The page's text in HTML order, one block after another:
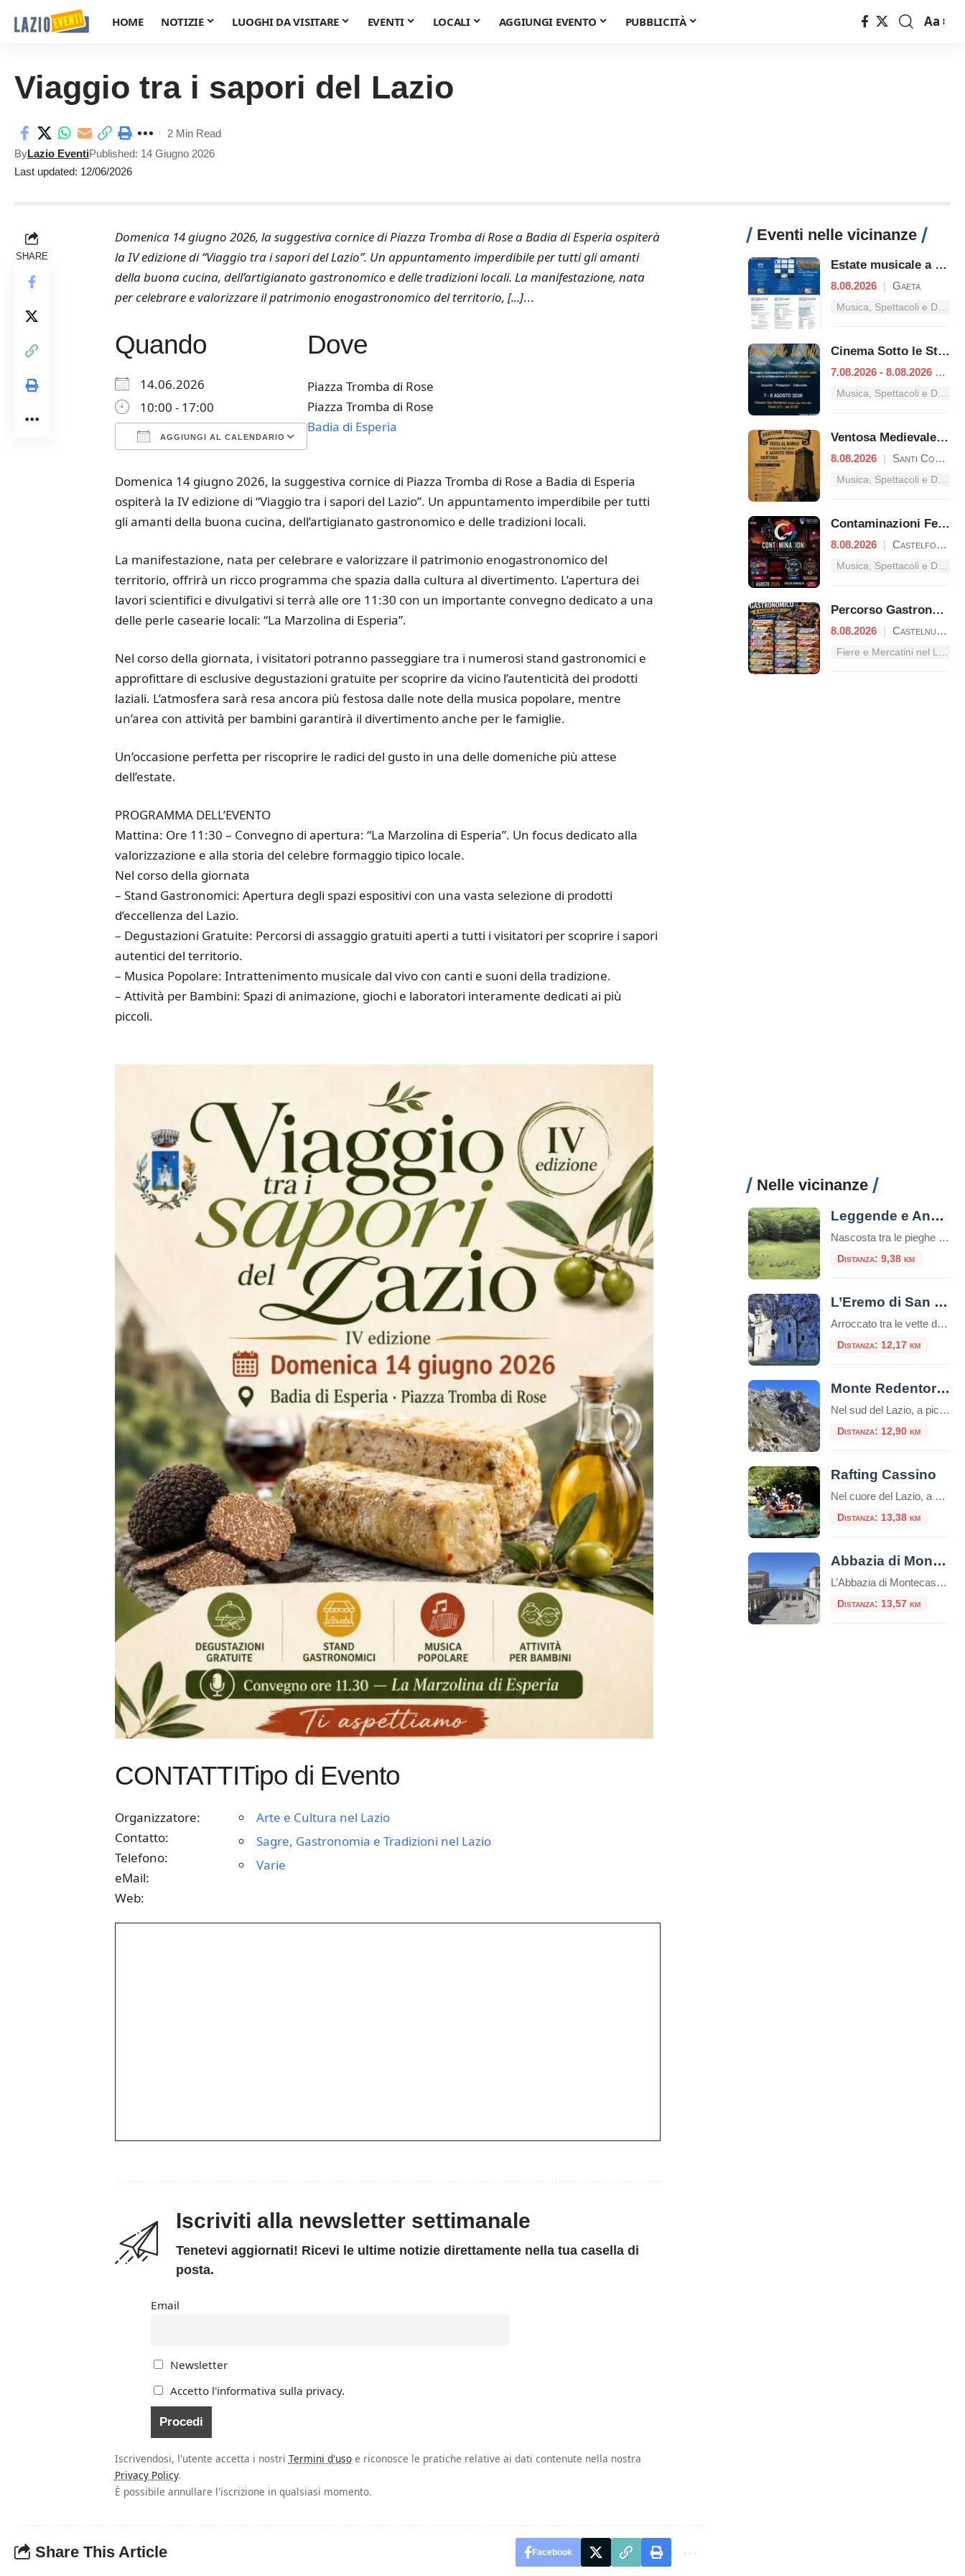
HOME NOTIZIE LUOGHI DA VISITARE EVENTI LOCALI AGGIUNGI EVENTO PUBBLICITÀ
Font
Aa
Viaggio tra i sapori del Lazio
Last updated: 12/06/2026
ByLazio EventiPublished: 14 Giugno 2026
2 Min Read
SHARE
Domenica 14 giugno 2026, la suggestiva cornice di Piazza Tromba di Rose a Badia di Esperia ospiterà
la IV edizione di “Viaggio tra i sapori del Lazio”. Un appuntamento imperdibile per tutti gli amanti
della buona cucina, dell’artigianato gastronomico e delle tradizioni locali. La manifestazione, nata
per celebrare e valorizzare il patrimonio enogastronomico del territorio, [...]...
Quando
14.06.2026
10:00 - 17:00
AGGIUNGI AL CALENDARIO
Dove
Piazza Tromba di Rose
Piazza Tromba di Rose
Badia di Esperia
Domenica 14 giugno 2026, la suggestiva cornice di Piazza Tromba di Rose a Badia di Esperia
ospiterà la IV edizione di “Viaggio tra i sapori del Lazio”. Un appuntamento imperdibile per tutti
gli amanti della buona cucina, dell’artigianato gastronomico e delle tradizioni locali.
La manifestazione, nata per celebrare e valorizzare il patrimonio enogastronomico del
territorio, offrirà un ricco programma che spazia dalla cultura al divertimento. L’apertura dei
lavori scientifici e divulgativi si terrà alle ore 11:30 con un importante convegno dedicato a una
delle perle casearie locali: “La Marzolina di Esperia”.
Nel corso della giornata, i visitatori potranno passeggiare tra i numerosi stand gastronomici e
approfittare di esclusive degustazioni gratuite per scoprire da vicino l’autenticità dei prodotti
laziali. L’atmosfera sarà resa ancora più festosa dalle note della musica popolare, mentre
un’area con attività per bambini garantirà il divertimento anche per le famiglie.
Un’occasione perfetta per riscoprire le radici del gusto in una delle domeniche più attese
dell’estate.
PROGRAMMA DELL’EVENTO
Mattina: Ore 11:30 – Convegno di apertura: “La Marzolina di Esperia”. Un focus dedicato alla
valorizzazione e alla storia del celebre formaggio tipico locale.
Nel corso della giornata
– Stand Gastronomici: Apertura degli spazi espositivi con una vasta selezione di prodotti
d’eccellenza del Lazio.
– Degustazioni Gratuite: Percorsi di assaggio gratuiti aperti a tutti i visitatori per scoprire i sapori
autentici del territorio.
– Musica Popolare: Intrattenimento musicale dal vivo con canti e suoni della tradizione.
– Attività per Bambini: Spazi di animazione, giochi e laboratori interamente dedicati ai più
piccoli.
CONTATTI
Organizzatore:
Contatto:
Telefono:
eMail:
Web:
Tipo di Evento
Arte e Cultura nel Lazio
Sagre, Gastronomia e Tradizioni nel Lazio
Varie
Iscriviti alla newsletter settimanale
Tenetevi aggiornati! Ricevi le ultime notizie direttamente nella tua casella di
posta.
Email
Newsletter
Accetto l'informativa sulla privacy.
Iscrivendosi, l'utente accetta i nostri Termini d'usoe riconosce le pratiche relative ai dati contenute nella nostra
Privacy Policy.
È possibile annullare l'iscrizione in qualsiasi momento.
Share This Article Facebook
Eventi nelle vicinanze
Estate musicale a Gaeta
8.08.2026 | Gaeta
Musica, Spettacoli e Danza nel Lazio
Cinema Sotto le Stelle – Dal mito al pubblico
7.08.2026 - 8.08.2026 |
Musica, Spettacoli e Danza nel Lazio
Ventosa Medievale: Festa al Borgo
8.08.2026 | Santi Cosma e Damiano
Musica, Spettacoli e Danza nel Lazio
Contaminazioni Festival
8.08.2026 | Castelforte
Musica, Spettacoli e Danza nel Lazio
Percorso Gastronomico
8.08.2026 | Castelnuovo Parano
Fiere e Mercatini nel Lazio
Nelle vicinanze
Leggende e Aneddoti di Fossa Juanna
Nascosta tra le pieghe più remote dei Monti Aurunci, alle falde del Monte Petrella, si apre una conca tanto perfetta da sembrare artificiale, un anfiteatro naturale celato agli occhi degli escursionisti distratti. È Fossa Juanna (o Joanna), una vasta dolina carsica a oltre 1300 metri di quota, un cerchio di prato del diametro di oltre […]
Distanza: 9,38 km
L’Eremo di San Michele a Formia: tra storia, natura e mistero
Arroccato tra le vette dei Monti Aurunci, l’Eremo di San Michele a Formia è un luogo di rara bellezza e profonda spiritualità. Questo antico santuario rupestre, scavato nella roccia, rappresenta una meta suggestiva sia per gli amanti della natura che per i pellegrini alla ricerca di un luogo di raccoglimento. Il panorama mozzafiato che si […]
Distanza: 12,17 km
Monte Redentore ed Eremo di San Michele
Nel sud del Lazio, a picco sul Golfo di Gaeta, si erge il Monte Redentore, una delle cime più suggestive e panoramiche dei Monti Aurunci. A 1252 metri di altitudine, questa montagna, che in realtà è una spalla del più imponente Monte Altino, offre un’esperienza indimenticabile che unisce trekking, spiritualità e paesaggi mozzafiato, rendendola una […]
Distanza: 12,90 km
Rafting Cassino
Nel cuore del Lazio, a Cassino, Adventureland offre un’esperienza di rafting unica lungo il fiume Gari. Questo parco avventura, tra i più moderni del Centro Italia, propone attività all’aria aperta per tutte le età, combinando sport, natura e divertimento. Il Fiume Gari: Natura e Avventura Il fiume Gari, con le sue acque cristalline e un […]
Distanza: 13,38 km
Abbazia di Montecassino
L’Abbazia di Montecassino, situata a Cassino (FR), è una delle abbazie più antiche e importanti del mondo. La sua storia è ricca e affonda le radici nell’antichità. Nel corso dei secoli, Montecassino fu distrutta e ricostruita più volte. Fu distrutta dai Longobardi nel 577, dai Saraceni nel 883 e dai Normanni nel 1349. La distruzione […]
Distanza: 13,57 km